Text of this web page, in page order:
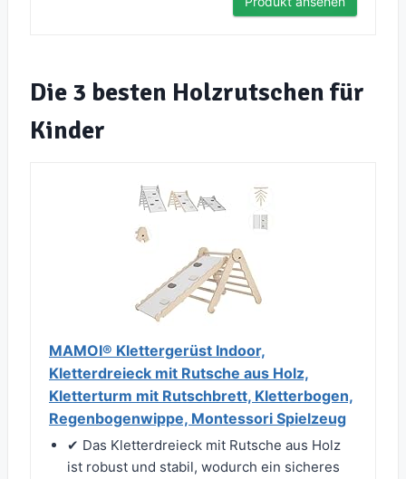
Die 3 besten Holzrutschen für
Kinder
MAMOI® Klettergerüst Indoor,
Kletterdreieck mit Rutsche aus Holz,
Kletterturm mit Rutschbrett, Kletterbogen,
Regenbogenwippe, Montessori Spielzeug
✔ Das Kletterdreieck mit Rutsche aus Holz
ist robust und stabil, wodurch ein sicheres